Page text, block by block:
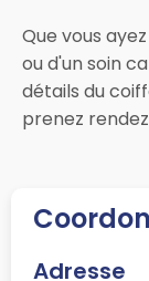
Que vous
ou d'un soin
détails du
prenez
Adresse